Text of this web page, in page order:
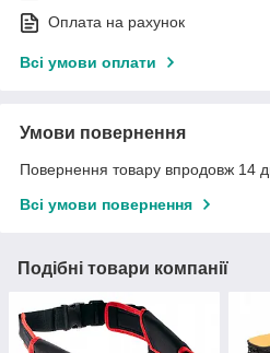
Оплата на рахунок
Всі умови оплати
Умови повернення
Повернення товару впродовж 14
Всі умови повернення
Подібні товари компанії